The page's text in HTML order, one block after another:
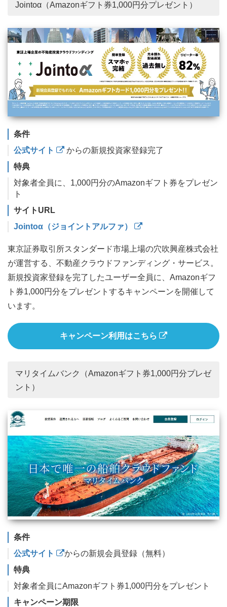
Jointoα（Amazonギフト券1,000円分プレゼント）
条件
公式サイト
からの新規投資家登録完了
特典
対象者全員に、1,000円分のAmazonギフト券をプレゼン
ト
サイトURL
Jointoα（ジョイントアルファ）
東京証券取引所スタンダード市場上場の穴吹興産株式会社
が運営する、不動産クラウドファンディング・サービス。
新規投資家登録を完了したユーザー全員に、Amazonギフ
ト券1,000円分をプレゼントするキャンペーンを開催して
います。
キャンペーン利用はこちら
マリタイムバンク（Amazonギフト券1,000円分プレゼ
ント）
条件
公式サイト
からの新規会員登録（無料）
特典
対象者全員にAmazonギフト券1,000円分をプレゼント
キャンペーン期限